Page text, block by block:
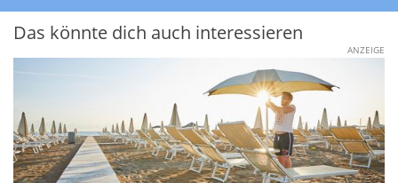
Das könnte dich auch interessieren
ANZEIGE